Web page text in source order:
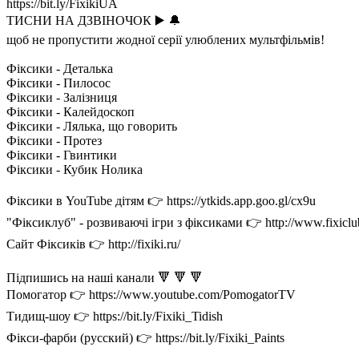
https://bit.ly/FixikiUA
ТИСНИ НА ДЗВІНОЧОК ▶️ 🔔
щоб не пропустити жодної серії улюблених мультфільмів!
Фіксики - Деталька
Фіксики - Пилосос
Фіксики - Залізниця
Фіксики - Калейдоскоп
Фіксики - Лялька, що говорить
Фіксики - Протез
Фіксики - Гвинтики
Фіксики - Кубик Нолика
Фіксики в YouTube дітям 👉 https://ytkids.app.goo.gl/cx9u
"Фіксиклуб" - розвиваючі ігри з фіксиками 👉 http://
Сайт Фіксиків 👉 http://fixiki.ru/
Підпишись на наші канали 🔻 🔻 🔻
Помогатор 👉 https://www.youtube.com/PomogatorTV
Тидищ-шоу 👉 https://bit.ly/Fixiki_Tidish
Фікси-фарби (русский) 👉 https://bit.ly/Fixiki_Paints